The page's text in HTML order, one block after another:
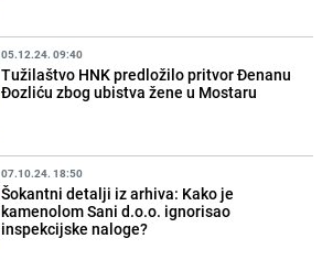
05.12.24. 09:40
Tužilaštvo HNK predložilo pritvor Đenanu
Đozliću zbog ubistva žene u Mostaru
07.10.24. 18:50
Šokantni detalji iz arhiva: Kako je
kamenolom Sani d.o.o. ignorisao
inspekcijske naloge?